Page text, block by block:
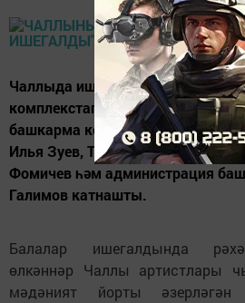
Чаллыда ишегалды бәйрәмнәре
комплекстагы бәйрәм
башкарма комитет
Илья Зуев, ТР Дәүләт Советы
Фомичев һәм администрация
Галимов катнашты.
Балалар ишегалдында
өлкәннәр Чаллы артистлары
мәдәният йорты әзерләгән